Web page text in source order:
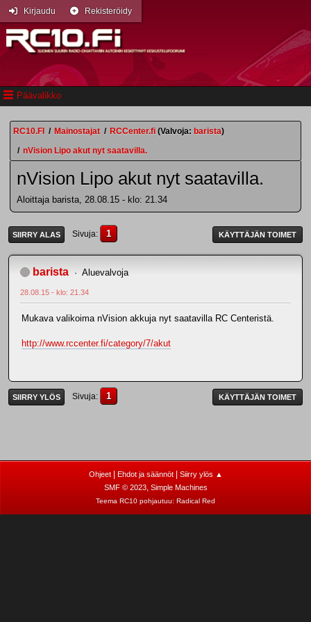
Päävalikko
Kirjaudu Rekisteröidy
RC10.FI / Mainostajat / RCCenter.fi (Valvoja: barista)
/ nVision Lipo akut nyt saatavilla.
nVision Lipo akut nyt saatavilla.
Aloittaja barista, 28.08.15 - klo: 21.34
SIIRRY ALAS Sivuja 1 KÄYTTÄJÄN TOIMET
barista Aluevalvoja
28.08.15 - klo: 21.34
Mukava valikoima nVision akkuja nyt saatavilla RC Centeristä.
http://www.rccenter.fi/category/7/akut
SIIRRY YLÖS Sivuja 1 KÄYTTÄJÄN TOIMET
Ohjeet| Ehdot ja säännöt| Siirry ylös ▲
SMF © 2023, Simple Machines
Teema RC10 pohjautuu: Radical Red